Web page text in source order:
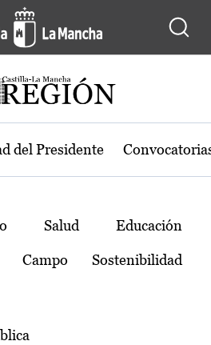
de Castilla-La
del Presidente
Salud Educación
Campo Sostenibilidad